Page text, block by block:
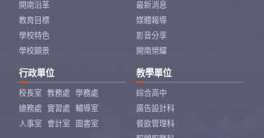
開南沿革
教育目標
學校特色
學校願景
最新消息
媒體報導
影音分享
開南榮耀
行政單位
校長室 教務處
學務處
總務處
實習處
輔導室
人事室
會計室 圖書室
教學單位
綜合高中
廣告設計科
餐飲管理科